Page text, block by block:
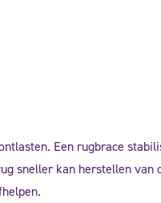
Een rugbrace
sneller kan herstellen van